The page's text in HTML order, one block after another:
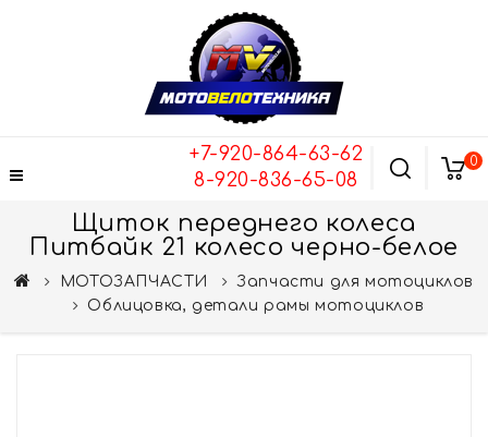
+7-920-864-63-62
8-920-836-65-08
0
Щиток переднего колеса
Питбайк 21 колесо черно-белое
МОТОЗАПЧАСТИ
Запчасти для мотоциклов
Облицовка, детали рамы мотоциклов